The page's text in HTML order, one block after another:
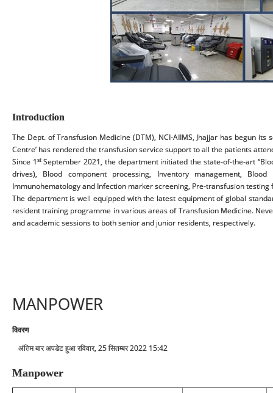
Introduction
The Dept. of Transfusion Medicine (DTM), NCI-AIIMS, Jhajjar has begun
Centre’ has rendered the transfusion service support to all the patients
Since 1stSeptember 2021, the department initiated the state-of-the-art
drives), Blood component processing, Inventory management,
Immunohematology and Infection marker screening, Pre-transfusion
The department is well equipped with the latest equipment of global
resident training programme in various areas of Transfusion Medicine.
and academic sessions to both senior and junior residents, respectively.
MANPOWER
विवरण
अंतिम बार अपडेट हुआ रविवार, 25 सितम्बर 2022 15:42
Manpower